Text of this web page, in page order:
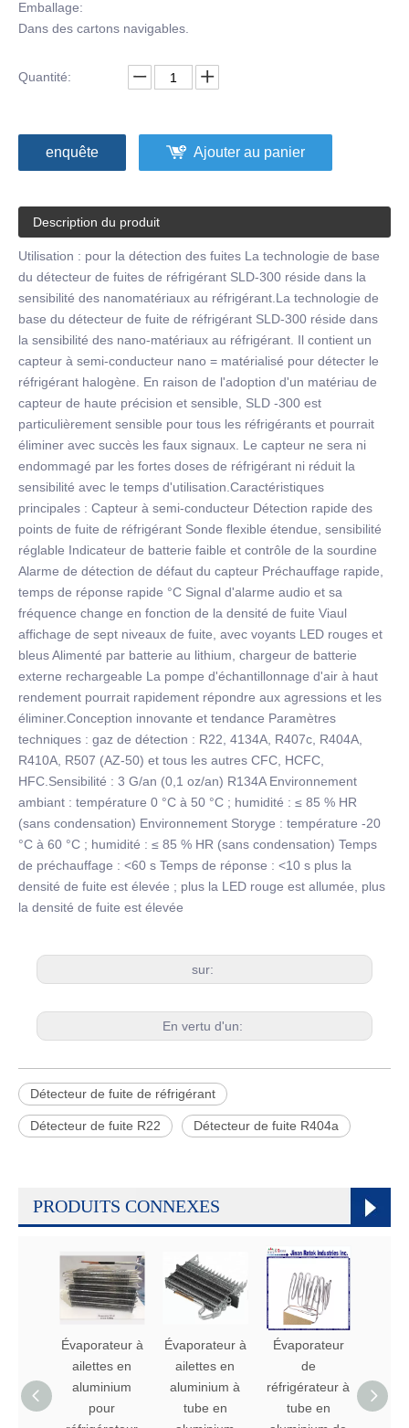
Emballage:
Dans des cartons navigables.
Quantité:
enquête Ajouter au panier
Description du produit
Utilisation : pour la détection des fuites La technologie de base
du détecteur de fuites de réfrigérant SLD-300 réside dans la
sensibilité des nanomatériaux au réfrigérant.La technologie de
base du détecteur de fuite de réfrigérant SLD-300 réside dans
la sensibilité des nano-matériaux au réfrigérant. Il contient un
capteur à semi-conducteur nano = matérialisé pour détecter le
réfrigérant halogène. En raison de l'adoption d'un matériau de
capteur de haute précision et sensible, SLD -300 est
particulièrement sensible pour tous les réfrigérants et pourrait
éliminer avec succès les faux signaux. Le capteur ne sera ni
endommagé par les fortes doses de réfrigérant ni réduit la
sensibilité avec le temps d'utilisation.Caractéristiques
principales : Capteur à semi-conducteur Détection rapide des
points de fuite de réfrigérant Sonde flexible étendue, sensibilité
réglable Indicateur de batterie faible et contrôle de la sourdine
Alarme de détection de défaut du capteur Préchauffage rapide,
temps de réponse rapide °C Signal d'alarme audio et sa
fréquence change en fonction de la densité de fuite Viaul
affichage de sept niveaux de fuite, avec voyants LED rouges et
bleus Alimenté par batterie au lithium, chargeur de batterie
externe rechargeable La pompe d'échantillonnage d'air à haut
rendement pourrait rapidement répondre aux agressions et les
éliminer.Conception innovante et tendance Paramètres
techniques : gaz de détection : R22, 4134A, R407c, R404A,
R410A, R507 (AZ-50) et tous les autres CFC, HCFC,
HFC.Sensibilité : 3 G/an (0,1 oz/an) R134A Environnement
ambiant : température 0 °C à 50 °C ; humidité : ≤ 85 % HR
(sans condensation) Environnement Storyge : température -20
°C à 60 °C ; humidité : ≤ 85 % HR (sans condensation) Temps
de préchauffage : <60 s Temps de réponse : <10 s plus la
densité de fuite est élevée ; plus la LED rouge est allumée, plus
la densité de fuite est élevée
sur:
En vertu d'un:
Détecteur de fuite de réfrigérant
Détecteur de fuite R22 Détecteur de fuite R404a
PRODUITS CONNEXES
Évaporateur à
ailettes en
aluminium
pour
Évaporateur à
ailettes en
aluminium à
tube en
Évaporateur
de
réfrigérateur à
tube en
de